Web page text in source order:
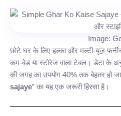
Image:
छोटे घर के लिए हल्का और मल्टी-यूज़
कम-बेड या स्टोरेज वाला टेबल। डेटा के
की जगह का उपयोग 40% तक बेहतर हो
sajaye” का यह एक जरूरी हिस्सा है।